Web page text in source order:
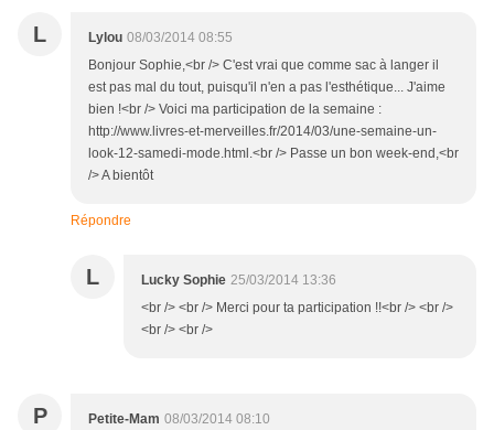
L Lylou 08/03/2014 08:55
Bonjour Sophie,<br /> C'est vrai que comme sac à langer il
est pas mal du tout, puisqu'il n'en a pas l'esthétique... J'aime
bien !<br /> Voici ma participation de la semaine :
http://www.livres-et-merveilles.fr/2014/03/une-semaine-un-
look-12-samedi-mode.html.<br /> Passe un bon week-end,<br
/> A bientôt
Répondre
L Lucky Sophie 25/03/2014 13:36
<br /> <br /> Merci pour ta participation !!<br /> <br />
<br /> <br />
P Petite-Mam 08/03/2014 08:10